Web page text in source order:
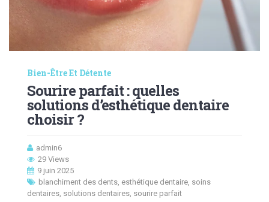
Bien-Être Et Détente
Sourire parfait : quelles
solutions d’esthétique dentaire
choisir ?
admin6
29 Views
9 juin 2025
blanchiment des dents esthétique dentaire soins
dentaires solutions dentaires sourire parfait